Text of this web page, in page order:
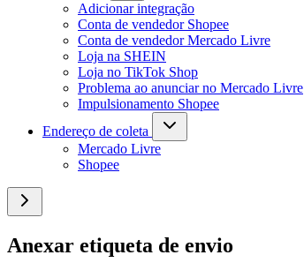
Adicionar integração
Conta de vendedor Shopee
Conta de vendedor Mercado Livre
Loja na SHEIN
Loja no TikTok Shop
Problema ao anunciar no Mercado Livre
Impulsionamento Shopee
Endereço de coleta
Mercado Livre
Shopee
Anexar etiqueta de envio